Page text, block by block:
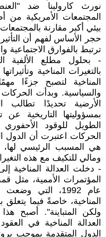
نورث كارولينا ضد
المجتمعات الأمريكية
بيئي أكبر مقارنة
حجر الأساس لفهم أن
ترتبط بالفوارق الاجتماعية
- بحلول مطلع الألفية
بالتغيرات المناخية
المناخية لتصبح جزءًا
والسياسية. وبدأت
الأرضية تحديدًا تطالب
بمسؤوليتها التاريخية عن
الطويل للوقود
الحركات اعتبرت أن الدول
هي المسبب الرئيسي
ومالي للتكيف مع هذه
- دخلت العدالة المناخية
المؤتمرات الأممية، مثل
عام 1992، التي
المناخية، خاصةً فيما
ولكن المتباينة". أصبح
العدالة المناخية في